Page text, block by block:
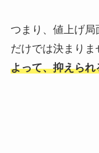
つまり、値上げ局
だけでは決まりま
よって、抑えられ